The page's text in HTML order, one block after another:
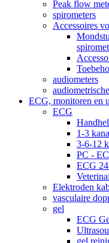
Peak flow
spirometers
Accessoires
audiometers
ECG, monitoren en
ECG
1-3
3-6-12
PC -
ECG
Elektroden
vasculaire
gel
ECG
gel